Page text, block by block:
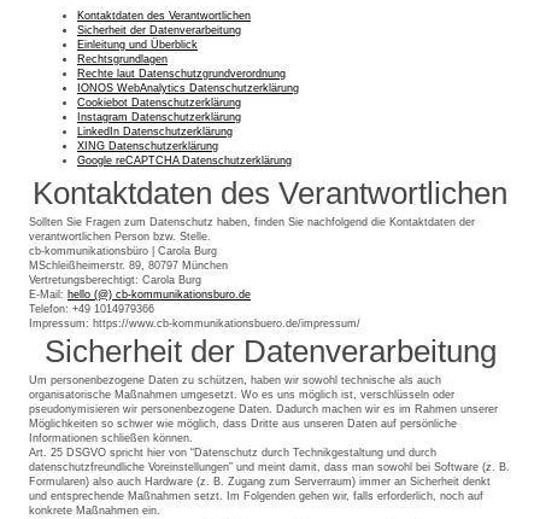
Kontaktdaten des Verantwortlichen
Sicherheit der Datenverarbeitung
Einleitung und Überblick
Rechtsgrundlagen
Rechte laut Datenschutzgrundverordnung
IONOS WebAnalytics Datenschutzerklärung
Cookiebot Datenschutzerklärung
Instagram Datenschutzerklärung
LinkedIn Datenschutzerklärung
XING Datenschutzerklärung
Google reCAPTCHA Datenschutzerklärung
Kontaktdaten des Verantwortlichen
Sollten Sie Fragen zum Datenschutz haben, finden Sie nachfolgend die Kontaktdaten der
verantwortlichen Person bzw. Stelle.
cb-kommunikationsbüro | Carola Burg
MSchleißheimerstr. 89, 80797 München
Vertretungsberechtigt: Carola Burg
E-Mail: hello (@) cb-kommunikationsburo.de
Telefon: +49 1014979366
Impressum: https://www.cb-kommunikationsbuero.de/impressum/
Sicherheit der Datenverarbeitung
Um personenbezogene Daten zu schützen, haben wir sowohl technische als auch
organisatorische Maßnahmen umgesetzt. Wo es uns möglich ist, verschlüsseln oder
pseudonymisieren wir personenbezogene Daten. Dadurch machen wir es im Rahmen unserer
Möglichkeiten so schwer wie möglich, dass Dritte aus unseren Daten auf persönliche
Informationen schließen können.
Art. 25 DSGVO spricht hier von “Datenschutz durch Technikgestaltung und durch
datenschutzfreundliche Voreinstellungen” und meint damit, dass man sowohl bei Software (z. B.
Formularen) also auch Hardware (z. B. Zugang zum Serverraum) immer an Sicherheit denkt
und entsprechende Maßnahmen setzt. Im Folgenden gehen wir, falls erforderlich, noch auf
konkrete Maßnahmen ein.